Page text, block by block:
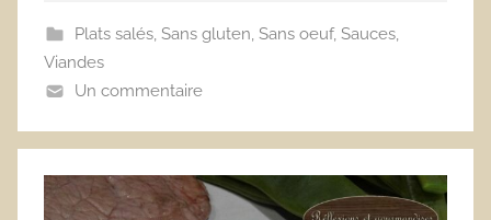
Plats salés, Sans gluten, Sans oeuf, Sauces,
Viandes
Un commentaire